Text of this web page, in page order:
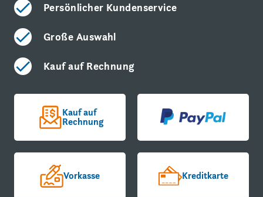
Persönlicher Kundenservice
Große Auswahl
Kauf auf Rechnung
Kauf auf
Rechnung
Vorkasse Kreditkarte